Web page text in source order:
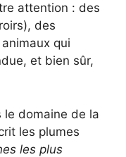
attention : des
des
qui
et bien sûr,
le domaine de la
les plumes
les plus